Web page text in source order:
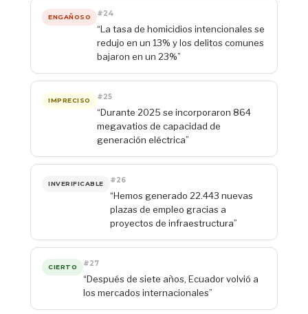
ENGAÑOSO #24
“La tasa de homicidios intencionales se
redujo en un 13% y los delitos comunes
bajaron en un 23%”
IMPRECISO #25
“Durante 2025 se incorporaron 864
megavatios de capacidad de
generación eléctrica”
INVERIFICABLE #26
“Hemos generado 22.443 nuevas
plazas de empleo gracias a
proyectos de infraestructura”
CIERTO #27
“Después de siete años, Ecuador volvió a
los mercados internacionales”